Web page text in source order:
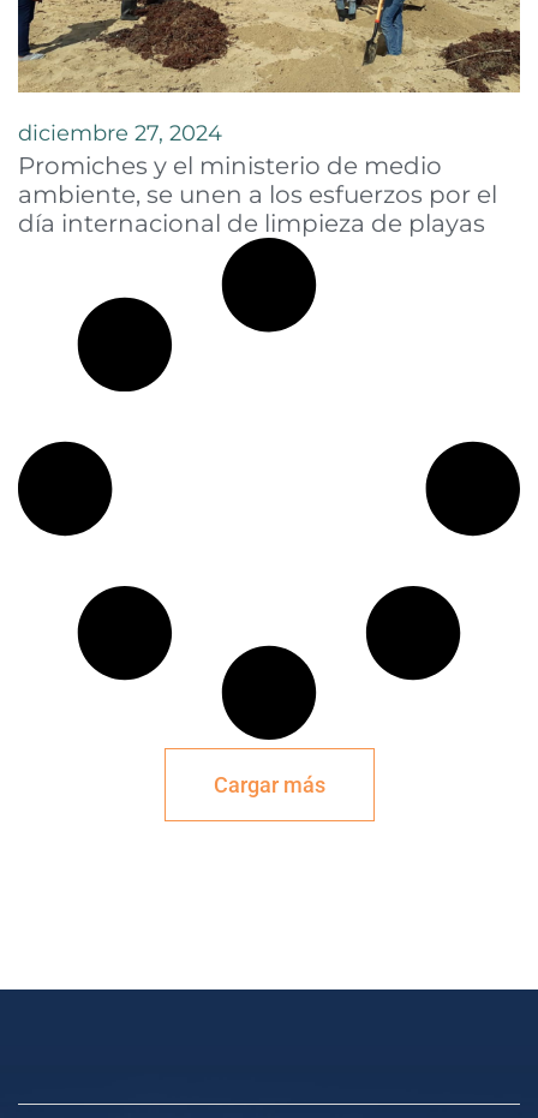
diciembre 27, 2024
Promiches y el ministerio de medio
ambiente, se unen a los esfuerzos por el
día internacional de limpieza de playas
Cargar más